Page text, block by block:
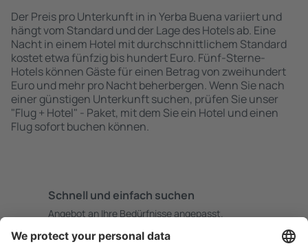
Der Preis pro Unterkunft in in Yerba Buena variiert und
hängt vom Standard und der Lage des Hotels ab. Eine
Nacht in einem Hotel mit durchschnittlichem Standard
kostet etwa fünfzig bis hundert Euro. Fünf-Sterne-
Hotels können Gäste für einen Betrag von zweihundert
Euro und mehr pro Nacht beherbergen. Wenn Sie nach
einer günstigen Unterkunft suchen, prüfen Sie unser
"Flug + Hotel" - Paket, mit dem Sie ein Hotel und einen
Flug sofort buchen können.
Schnell und einfach suchen
Angebot an Ihre Bedürfnisse angepasst.